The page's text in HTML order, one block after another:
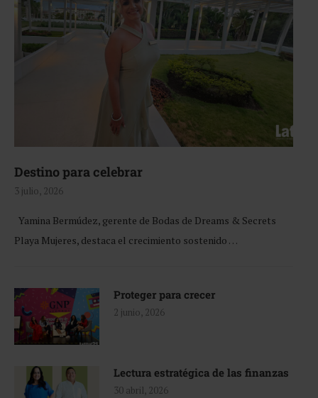
Destino para celebrar
3 julio, 2026
Yamina Bermúdez, gerente de Bodas de Dreams & Secrets
Playa Mujeres, destaca el crecimiento sostenido …
Proteger para crecer
2 junio, 2026
Lectura estratégica de las finanzas
30 abril, 2026